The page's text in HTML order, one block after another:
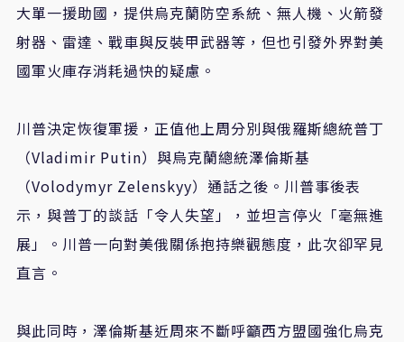
大單一援助國，提供烏克蘭防空系統、無人機、火箭發
射器、雷達、戰車與反裝甲武器等，但也引發外界對美
國軍火庫存消耗過快的疑慮。
川普決定恢復軍援，正值他上周分別與俄羅斯總統普丁
（Vladimir Putin）與烏克蘭總統澤倫斯基
（Volodymyr Zelenskyy）通話之後。川普事後表
示，與普丁的談話「令人失望」，並坦言停火「毫無進
展」。川普一向對美俄關係抱持樂觀態度，此次卻罕見
直言。
與此同時，澤倫斯基近周來不斷呼籲西方盟國強化烏克